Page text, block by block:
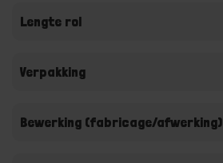
Lengte rol
Verpakking
Bewerking (fabricage/afwerking)